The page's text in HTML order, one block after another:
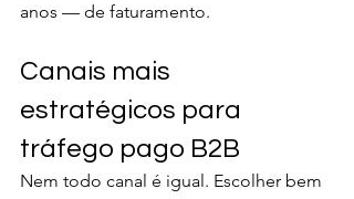
anos — de faturamento.
Canais mais
estratégicos para
tráfego pago B2B
Nem todo canal é igual. Escolher bem